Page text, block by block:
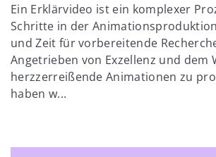
Ein Erklärvideo ist ein komplexer
Schritte in der
und Zeit für vorbereitende
Angetrieben von Exzellenz und dem
herzzerreißende Animationen zu
haben w...